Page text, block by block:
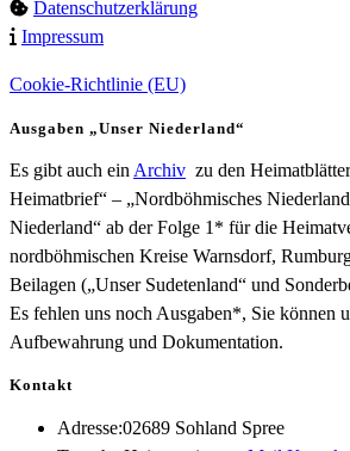
Datenschutzerklärung
Impressum
Cookie-Richtlinie (EU)
Ausgaben „Unser Niederland“
Es gibt auch ein Archiv zu den
Heimatbrief“ – „Nordböhmisches
Niederland“ ab der Folge 1* für die
nordböhmischen Kreise Warnsdorf,
Beilagen („Unser Sudetenland“ und
Es fehlen uns noch Ausgaben*, Sie können
Aufbewahrung und Dokumentation.
Kontakt
Adresse:02689 Sohland Spree